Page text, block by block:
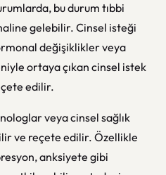
bu durum tıbbi
gelebilir. Cinsel isteği
değişiklikler veya
ortaya çıkan cinsel istek
edilir.
veya cinsel sağlık
ve reçete edilir. Özellikle
anksiyete gibi